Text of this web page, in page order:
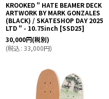
KROOKED " HATE BEAMER DECK
ARTWORK BY MARK GONZALES
(BLACK) / SKATESHOP DAY 2025
LTD " - 10.75inch [SSD25]
30,000円(税別)
(税込: 33,000円)